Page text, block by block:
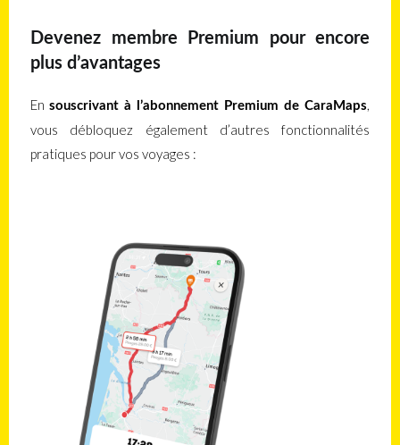
Devenez membre Premium pour encore
plus d’avantages
En souscrivant à l’abonnement Premium de CaraMaps,
vous débloquez également d’autres fonctionnalités
pratiques pour vos voyages :